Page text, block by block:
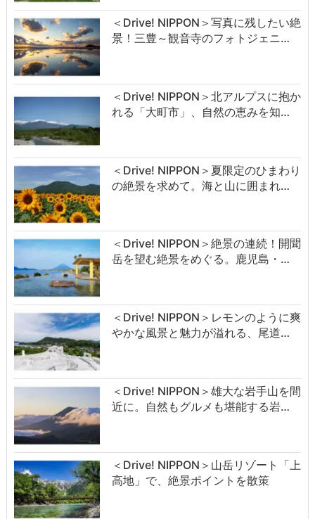
＜Drive! NIPPON＞写真に残したい絶
景！三豊～観音寺のフォトジェニ…
＜Drive! NIPPON＞北アルプスに抱か
れる「大町市」、自然の恵みを知…
＜Drive! NIPPON＞夏限定のひまわり
の絶景を求めて。海と山に囲まれ…
＜Drive! NIPPON＞絶景の連続！開聞
岳を望む絶景をめぐる。鹿児島・…
＜Drive! NIPPON＞レモンのように爽
やかな風景と魅力が溢れる、尾道…
＜Drive! NIPPON＞雄大な岩手山を間
近に。自然もグルメも堪能する岩…
＜Drive! NIPPON＞山岳リゾート「上
高地」で、絶景ポイントを散策